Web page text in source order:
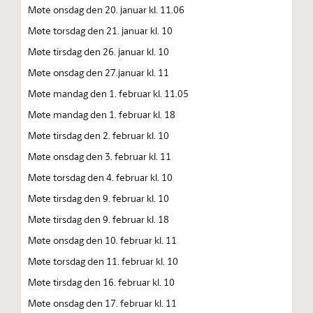
Møte onsdag den 20. januar kl. 11.06
Møte torsdag den 21. januar kl. 10
Møte tirsdag den 26. januar kl. 10
Møte onsdag den 27.januar kl. 11
Møte mandag den 1. februar kl. 11.05
Møte mandag den 1. februar kl. 18
Møte tirsdag den 2. februar kl. 10
Møte onsdag den 3. februar kl. 11
Møte torsdag den 4. februar kl. 10
Møte tirsdag den 9. februar kl. 10
Møte tirsdag den 9. februar kl. 18
Møte onsdag den 10. februar kl. 11
Møte torsdag den 11. februar kl. 10
Møte tirsdag den 16. februar kl. 10
Møte onsdag den 17. februar kl. 11